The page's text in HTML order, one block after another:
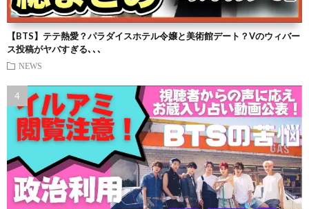
【BTS】テテ熱愛？パラダイスホテル令嬢と美術館デート？Vのウィバー
ス投稿がヤバすぎる､､､
NEWS